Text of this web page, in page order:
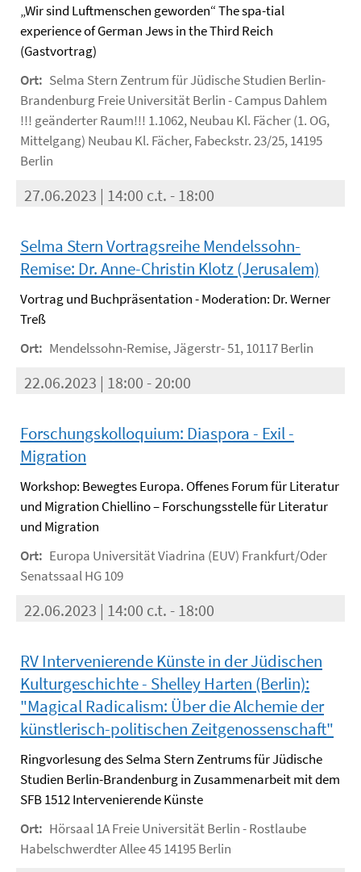
„Wir sind Luftmenschen geworden“ The spa-tial
experience of German Jews in the Third Reich
(Gastvortrag)
Ort: Selma Stern Zentrum für Jüdische Studien Berlin-
Brandenburg Freie Universität Berlin - Campus Dahlem
!!! geänderter Raum!!! 1.1062, Neubau Kl. Fächer (1. OG,
Mittelgang) Neubau Kl. Fächer, Fabeckstr. 23/25, 14195
Berlin
27.06.2023 | 14:00 c.t. - 18:00
Selma Stern Vortragsreihe Mendelssohn-
Remise: Dr. Anne-Christin Klotz (Jerusalem)
Vortrag und Buchpräsentation - Moderation: Dr. Werner
Treß
Ort: Mendelssohn-Remise, Jägerstr- 51, 10117 Berlin
22.06.2023 | 18:00 - 20:00
Forschungskolloquium: Diaspora - Exil -
Migration
Workshop: Bewegtes Europa. Offenes Forum für Literatur
und Migration Chiellino – Forschungsstelle für Literatur
und Migration
Ort: Europa Universität Viadrina (EUV) Frankfurt/Oder
Senatssaal HG 109
22.06.2023 | 14:00 c.t. - 18:00
RV Intervenierende Künste in der Jüdischen
Kulturgeschichte - Shelley Harten (Berlin):
"Magical Radicalism: Über die Alchemie der
künstlerisch-politischen Zeitgenossenschaft"
Ringvorlesung des Selma Stern Zentrums für Jüdische
Studien Berlin-Brandenburg in Zusammenarbeit mit dem
SFB 1512 Intervenierende Künste
Ort: Hörsaal 1A Freie Universität Berlin - Rostlaube
Habelschwerdter Allee 45 14195 Berlin